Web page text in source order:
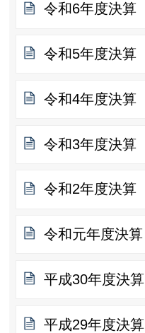
令和6年度決算
令和5年度決算
令和4年度決算
令和3年度決算
令和2年度決算
令和元年度決算
平成30年度決算
平成29年度決算